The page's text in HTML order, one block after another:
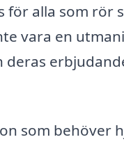
för alla som
vara en
som behöver